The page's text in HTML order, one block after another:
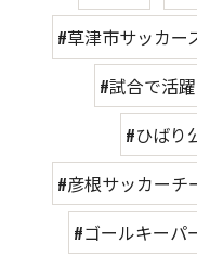
#草津市サッカー
#試合で活
#ひばり
#彦根サッカーチ
#ゴールキーパ